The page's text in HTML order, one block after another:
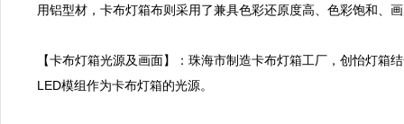
用铝型材，卡布灯箱布则采用了兼具色彩还原度高、色彩饱和、
【卡布灯箱光源及画面】：珠海市制造卡布灯箱工厂，创怡灯
LED模组作为卡布灯箱的光源。